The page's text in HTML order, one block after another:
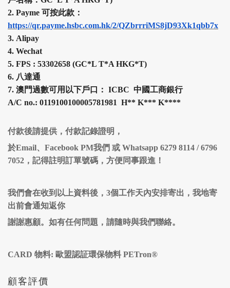
2. Payme 可按此款：
https://qr.payme.hsbc.com.hk/2/QZbrrriMS8jD93Xk1qbb7x
3. Alipay
4. Wechat
5. FPS : 53302658 (GC*L T*A HKG*T)
6. 八達通
7. 澳門過數可用以下戶口： ICBC 中國工商銀行
A/C no.: 0119100100005781981 H** K*** K****
付款後請提供，付款記錄證明，
於Email、Facebook PM我們 或 Whatsapp 6279 8114 / 6796
7052，記得註明訂單號碼，方便同事跟進！
我們會在收到以上資料後，3個工作天內安排寄出，我地寄
出前會通知返你
謝謝惠顧。如有任何問題，請隨時與我們聯絡。
CARD 物料: 歐盟認証環保物料 PETron®
顧客評價